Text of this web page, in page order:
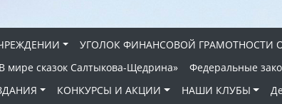
УГОЛОК ФИНАНСОВОЙ ГРАМОТНОСТИ
мире сказок Салтыкова-Щедрина»
Федеральные
КОНКУРСЫ И АКЦИИ НАШИ КЛУБЫ